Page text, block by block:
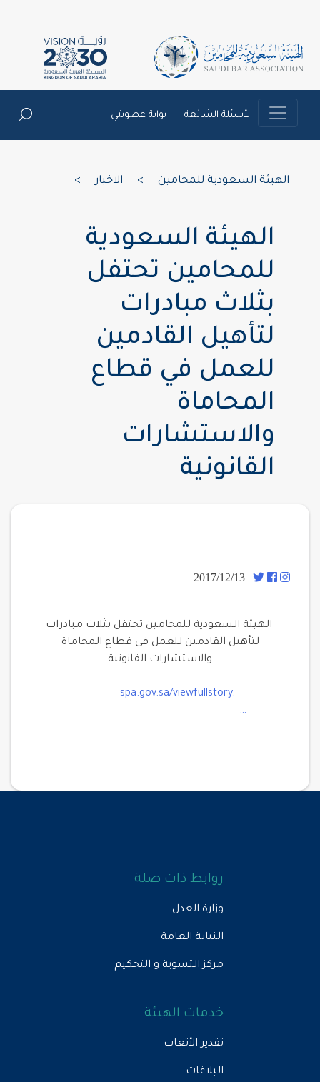
الأسئلة الشائعة بوابة عضويتي
الهيئة السعودية للمحامين الاخبار
الهيئة السعودية
للمحامين تحتفل
بثلاث مبادرات
لتأهيل القادمين
للعمل في قطاع
المحاماة
والاستشارات
القانونية
| 2017/12/13
الهيئة السعودية للمحامين تحتفل بثلاث مبادرات
لتأهيل القادمين للعمل في قطاع المحاماة
والاستشارات القانونية
spa.gov.sa/viewfullstory.
روابط ذات صلة
وزارة العدل
النيابة العامة
مركز التسوية و التحكيم
خدمات الهيئة
تقدير الأتعاب
البلاغات